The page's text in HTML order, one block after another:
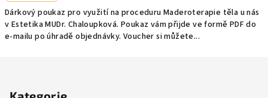
Dárkový poukaz pro využití na proceduru Maderoterapie těla u nás
v Estetika MUDr. Chaloupková. Poukaz vám přijde ve formě PDF do
e-mailu po úhradě objednávky. Voucher si můžete...